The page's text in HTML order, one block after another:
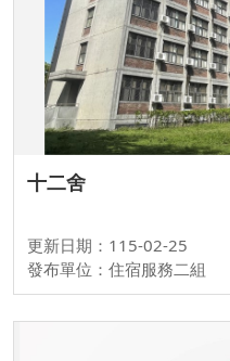
十二舍
更新日期：115-02-25
發布單位：住宿服務二組